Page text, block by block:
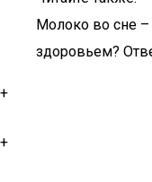
Молоко во сне
здоровьем?
+
+